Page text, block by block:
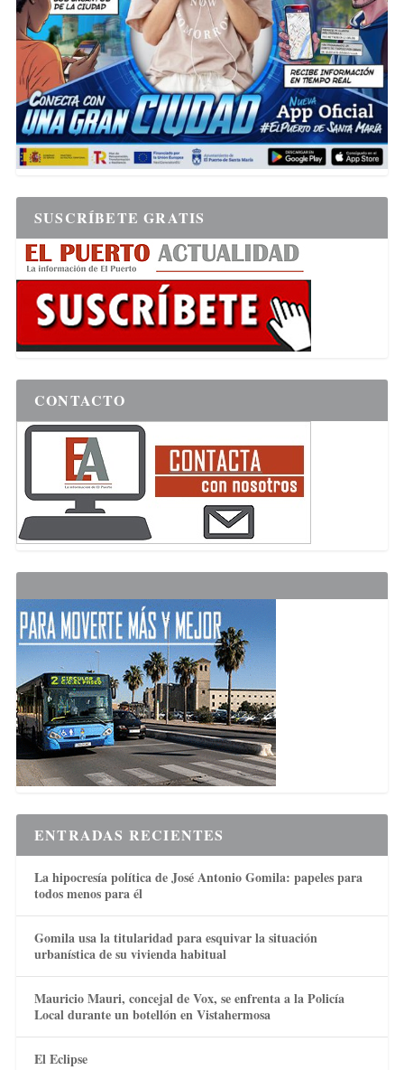
SUSCRÍBETE GRATIS
CONTACTO
ENTRADAS RECIENTES
La hipocresía política de José Antonio Gomila: papeles para
todos menos para él
Gomila usa la titularidad para esquivar la situación
urbanística de su vivienda habitual
Mauricio Mauri, concejal de Vox, se enfrenta a la Policía
Local durante un botellón en Vistahermosa
El Eclipse